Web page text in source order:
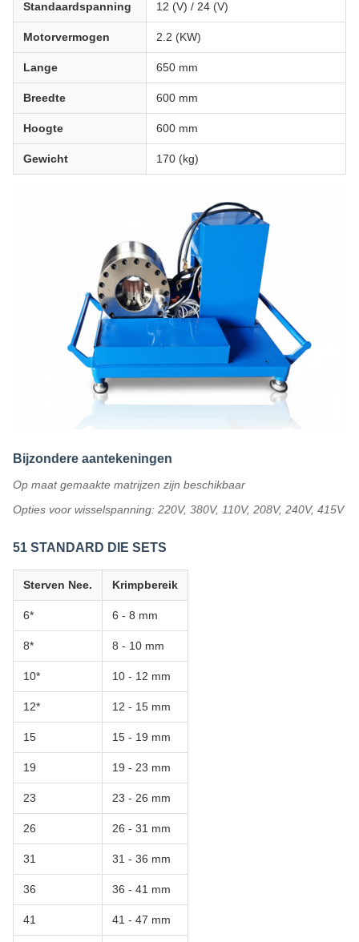
Standaardspanning 12 (V) / 24 (V)
Motorvermogen 2.2 (KW)
Lange 650 mm
Breedte 600 mm
Hoogte 600 mm
Gewicht 170 (kg)
Bijzondere aantekeningen
Op maat gemaakte matrijzen zijn beschikbaar
Opties voor wisselspanning: 220V, 380V, 110V, 208V, 240V, 415V
51 STANDARD DIE SETS
Sterven Nee. Krimpbereik
6* 6 - 8 mm
8* 8 - 10 mm
10* 10 - 12 mm
12* 12 - 15 mm
15 15 - 19 mm
19 19 - 23 mm
23 23 - 26 mm
26 26 - 31 mm
31 31 - 36 mm
36 36 - 41 mm
41 41 - 47 mm